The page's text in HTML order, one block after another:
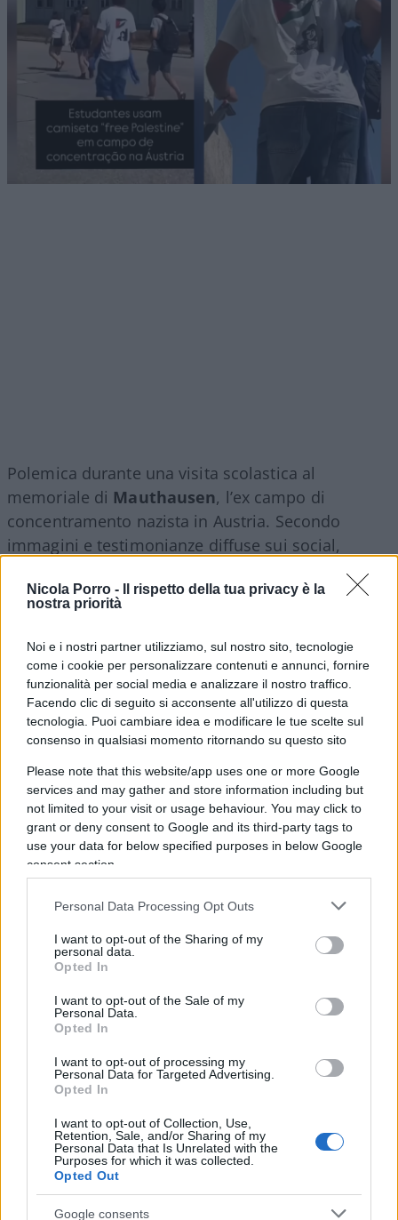
Nicola Porro -
Il rispetto della tua privacy è la
nostra priorità
Noi e i nostri partner utilizziamo, sul nostro sito, tecnologie
come i cookie per personalizzare contenuti e annunci, fornire
funzionalità per social media e analizzare il nostro traffico.
Facendo clic di seguito si acconsente all'utilizzo di questa
tecnologia. Puoi cambiare idea e modificare le tue scelte sul
consenso in qualsiasi momento ritornando su questo sito
Please note that this website/app uses one or more Google
services and may gather and store information including but
not limited to your visit or usage behaviour. You may click to
grant or deny consent to Google and its third-party tags to
use your data for below specified purposes in below Google
consent section.
Personal Data Processing Opt Outs
I want to opt-out of the Sharing of my
personal data.
Opted In
I want to opt-out of the Sale of my
Personal Data.
Opted In
I want to opt-out of processing my
Personal Data for Targeted Advertising.
Opted In
I want to opt-out of Collection, Use,
Retention, Sale, and/or Sharing of my
Personal Data that Is Unrelated with the
Purposes for which it was collected.
Opted Out
Google consents
Polemica durante una visita scolastica al
memoriale di Mauthausen, l’ex campo di
concentramento nazista in Austria. Secondo
immagini e testimonianze diffuse sui social,
alcuni studenti avrebbero indossato magliette con
la scritta“Free Palestine”durante la visita al sito.
In alcune immagini comparirebbe anche il ritratto
Dalal Mughrabimilitante palestinese coinvolta
nell’attentato della strada costiera del 1978 in
Israele, nel quale furono uccise 38 persone, tra cui
13 bambini.
La vicenda è stata segnalata sui social da alcuni
visitatori presenti a Mauthausen. Secondo quanto
riportato, una donna avrebbe contestato ai ragazzi
la scelta di esibire quei simboli proprio all’interno
del memoriale, ricordando la natura del luogo.
La visitatrice avrebbe inoltre rivolto una domanda
alla responsabile del gruppo, chiedendole se
condividesse la protesta. Dalle testimonianze